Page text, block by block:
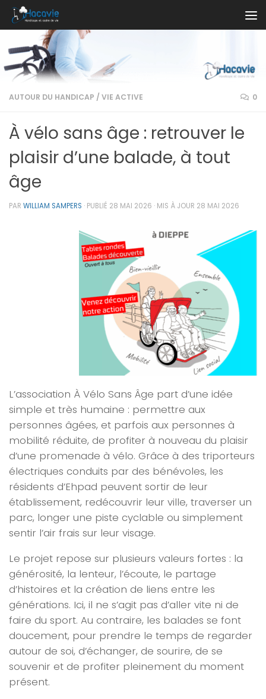
Au dessous du contenu
AUTOUR DU HANDICAP / VIE ACTIVE 0
À vélo sans âge : retrouver le
plaisir d’une balade, à tout
âge
PAR WILLIAM SAMPERS · PUBLIÉ 28 MAI 2026 · MIS À JOUR 28 MAI 2026
L’association À Vélo Sans Âge part d’une idée
simple et très humaine : permettre aux
personnes âgées, et parfois aux personnes à
mobilité réduite, de profiter à nouveau du plaisir
d’une promenade à vélo. Grâce à des triporteurs
électriques conduits par des bénévoles, les
résidents d’Ehpad peuvent sortir de leur
établissement, redécouvrir leur ville, traverser un
parc, longer une piste cyclable ou simplement
sentir l’air frais sur leur visage.
Le projet repose sur plusieurs valeurs fortes : la
générosité, la lenteur, l’écoute, le partage
d’histoires et la création de liens entre les
générations. Ici, il ne s’agit pas d’aller vite ni de
faire du sport. Au contraire, les balades se font
doucement, pour prendre le temps de regarder
autour de soi, d’échanger, de sourire, de se
souvenir et de profiter pleinement du moment
présent.